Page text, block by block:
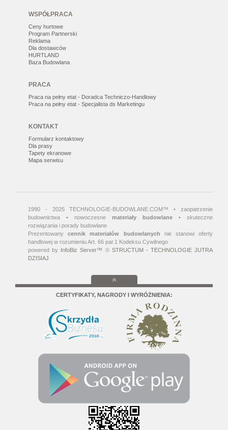
WSPÓŁPRACA
Ceny hurtowe
Program Partnerski
Reklama
Dla dostawców
HURTLAND
Baza Budowlana
PRACA
Praca na pełny etat - Doradca Techniczo-Handlowy
Praca na pełny etat - Specjalista ds Marketingu
KONTAKT
Formularz kontaktowy
Dla prasy
Tapety ekranowe
Mapa serwisu
1990 - 2025 TECHNOLOGIE-BUDOWLANE.COM™ • zaopatrzenie
budownictwa • nowoczesne materiały budowlane • skuteczne
rozwiązania i porady budowlane
Prezentowanycennik materiałów budowlanych nie stanowi oferty
handlowej w rozumieniu Art. 66 par.1 Kodeksu Cywilnego
powered by InfoBiz Server™ © STRUCTUM - TECHNOLOGIE JUTRA
DZISIAJ
CERTYFIKATY, NAGRODY I WYRÓŻNIENIA: